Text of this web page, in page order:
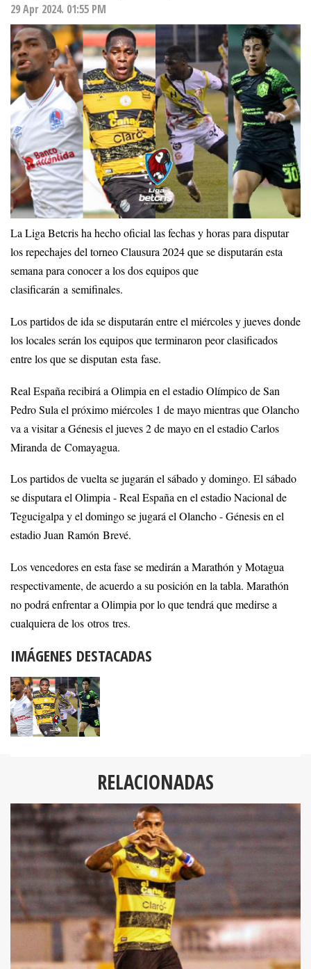
29 Apr 2024. 01:55 PM
La Liga Betcris ha hecho oficial las fechas y horas para disputar
los repechajes del torneo Clausura 2024 que se disputarán esta
semana para conocer a los dos equipos que
clasificarán a semifinales.
Los partidos de ida se disputarán entre el miércoles y jueves donde
los locales serán los equipos que terminaron peor clasificados
entre los que se disputan esta fase.
Real España recibirá a Olimpia en el estadio Olímpico de San
Pedro Sula el próximo miércoles 1 de mayo mientras que Olancho
va a visitar a Génesis el jueves 2 de mayo en el estadio Carlos
Miranda de Comayagua.
Los partidos de vuelta se jugarán el sábado y domingo. El sábado
se disputara el Olimpia - Real España en el estadio Nacional de
Tegucigalpa y el domingo se jugará el Olancho - Génesis en el
estadio Juan Ramón Brevé.
Los vencedores en esta fase se medirán a Marathón y Motagua
respectivamente, de acuerdo a su posición en la tabla. Marathón
no podrá enfrentar a Olimpia por lo que tendrá que medirse a
cualquiera de los otros tres.
IMÁGENES DESTACADAS
RELACIONADAS